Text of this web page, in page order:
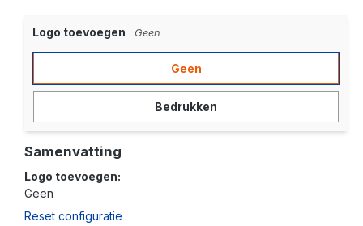
Logo toevoegen Geen
Geen
Bedrukken
Samenvatting
Logo toevoegen:
Geen
Reset configuratie